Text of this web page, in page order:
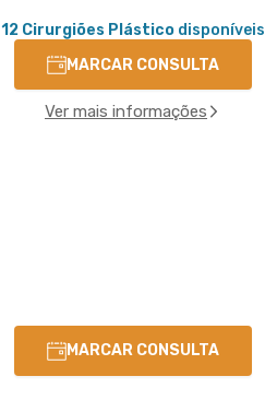
12 Cirurgiões Plásticodisponíveis
MARCAR CONSULTA
Ver mais informações
MARCAR CONSULTA